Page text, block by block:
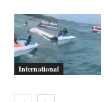
International